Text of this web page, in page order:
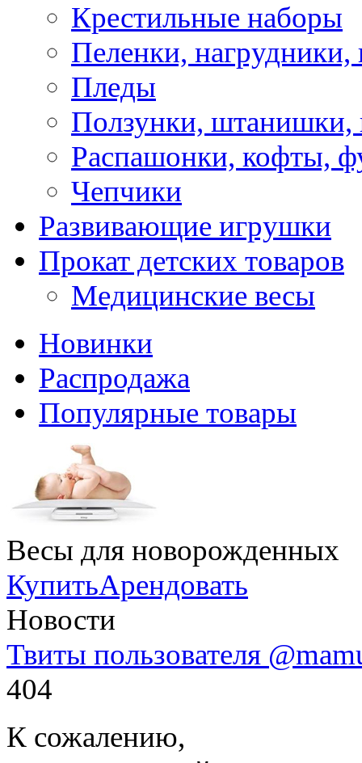
Крестильные наборы
Пеленки, нагрудники,
Пледы
Ползунки, штанишки,
Распашонки, кофты,
Чепчики
Развивающие игрушки
Прокат детских товаров
Медицинские весы
Новинки
Распродажа
Популярные товары
Весы для новорожденных
КупитьАрендовать
Новости
Твиты пользователя
404
К сожалению,